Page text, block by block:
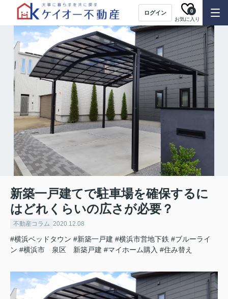
ログイン
お気に入り
0
新築一戸建てで駐車場を確保するに
はどれくらいの広さが必要？
不動産コラム 2020.12.08
#横浜ベッドタウン #新築一戸建 #横浜市営地下鉄 #ブルーライ
ン #横浜市 泉区 新築戸建 #マイホーム購入 #住み替え